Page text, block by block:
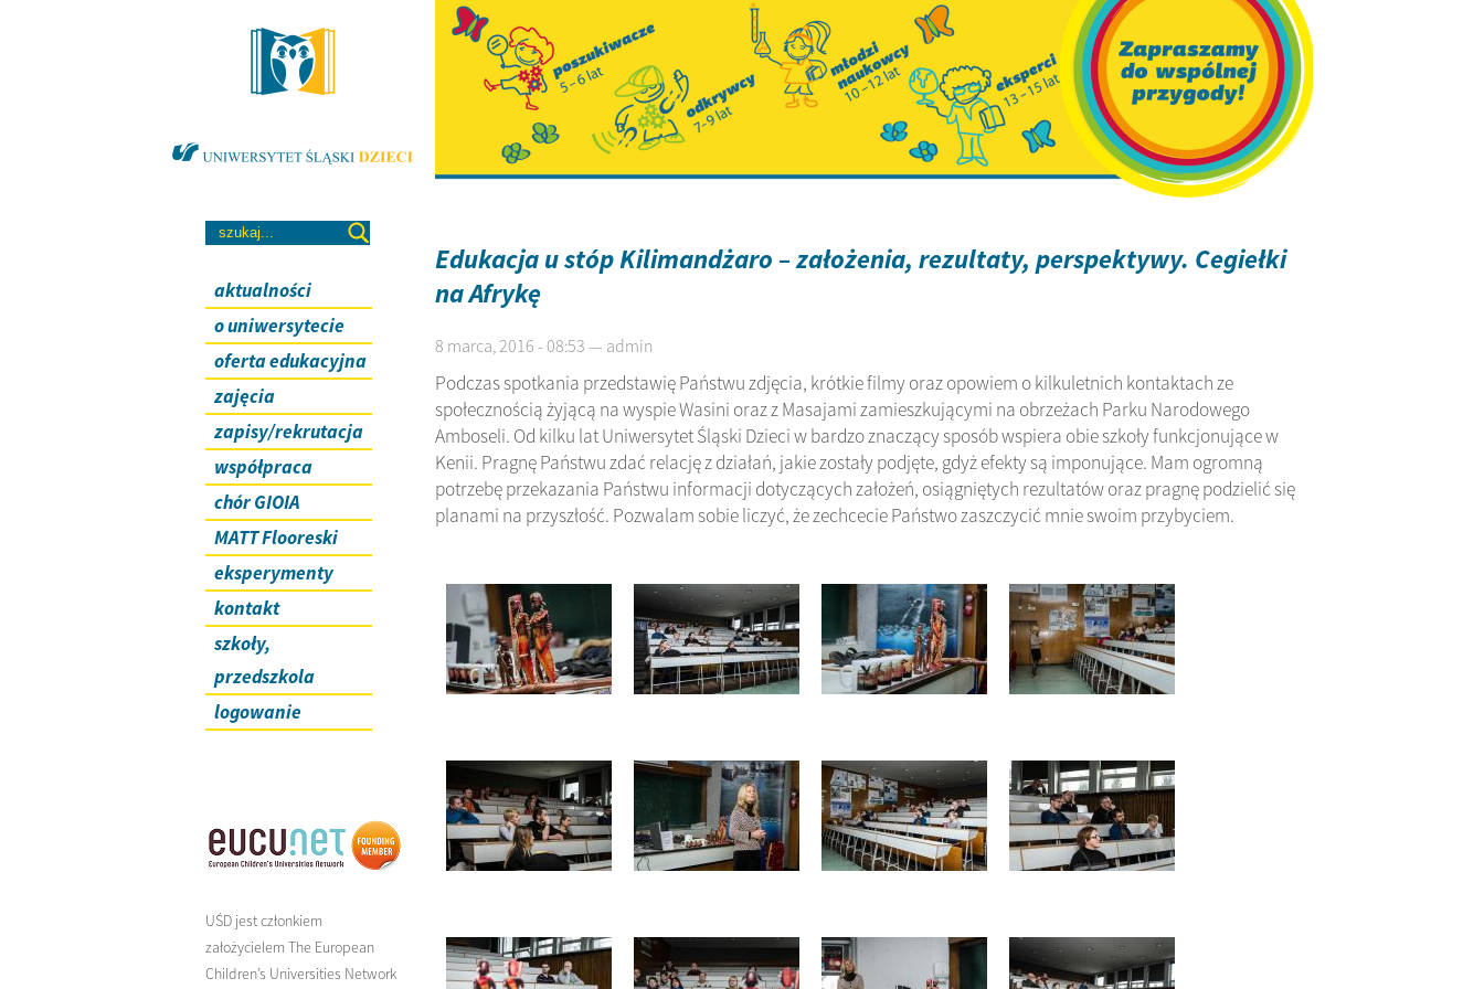
aktualności
o uniwersytecie
oferta edukacyjna
zajęcia
zapisy/rekrutacja
współpraca
chór GIOIA
MATT Flooreski
eksperymenty
kontakt
szkoły,
przedszkola
logowanie
UŚD jest członkiem
założycielem The European
Children’s Universities Network
Edukacja u stóp Kilimandżaro – założenia, rezultaty, perspektywy. Cegiełki
na Afrykę
8 marca, 2016 - 08:53 — admin
Podczas spotkania przedstawię Państwu zdjęcia, krótkie filmy oraz opowiem o kilkuletnich kontaktach ze
społecznością żyjącą na wyspie Wasini oraz z Masajami zamieszkującymi na obrzeżach Parku Narodowego
Amboseli. Od kilku lat Uniwersytet Śląski Dzieci w bardzo znaczący sposób wspiera obie szkoły funkcjonujące w
Kenii. Pragnę Państwu zdać relację z działań, jakie zostały podjęte, gdyż efekty są imponujące. Mam ogromną
potrzebę przekazania Państwu informacji dotyczących założeń, osiągniętych rezultatów oraz pragnę podzielić się
planami na przyszłość. Pozwalam sobie liczyć, że zechcecie Państwo zaszczycić mnie swoim przybyciem.